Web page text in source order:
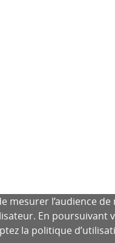
mesurer l’audience
En poursuivant
la politique